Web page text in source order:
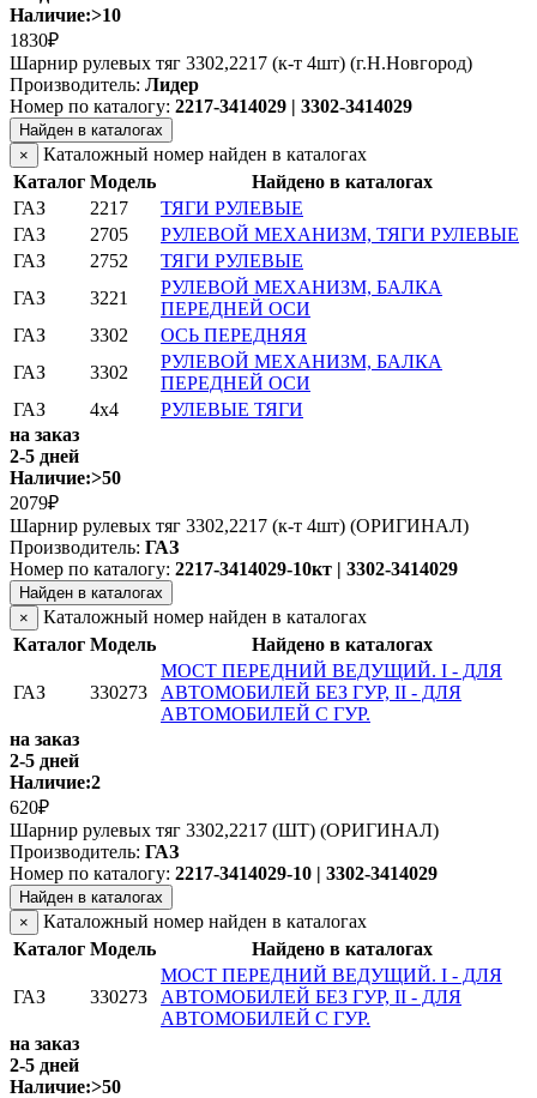
Наличие:>10
1830₽
Шарнир рулевых тяг 3302,2217 (к-т 4шт) (г.Н.Новгород)
Производитель: Лидер
Номер по каталогу: 2217-3414029 | 3302-3414029
Найден в каталогах
×
Каталожный номер найден в каталогах
Каталог Модель
Найдено в каталогах
ГАЗ
2217
ТЯГИ РУЛЕВЫЕ
ГАЗ
2705
РУЛЕВОЙ МЕХАНИЗМ, ТЯГИ РУЛЕВЫЕ
ГАЗ
2752
ТЯГИ РУЛЕВЫЕ
ГАЗ
3221
РУЛЕВОЙ МЕХАНИЗМ, БАЛКА
ПЕРЕДНЕЙ ОСИ
ГАЗ
3302
ОСЬ ПЕРЕДНЯЯ
ГАЗ
3302
РУЛЕВОЙ МЕХАНИЗМ, БАЛКА
ПЕРЕДНЕЙ ОСИ
ГАЗ
4x4
РУЛЕВЫЕ ТЯГИ
на заказ
2-5 дней
Наличие:>50
2079₽
Шарнир рулевых тяг 3302,2217 (к-т 4шт) (ОРИГИНАЛ)
Производитель: ГАЗ
Номер по каталогу: 2217-3414029-10кт | 3302-3414029
Найден в каталогах
×
Каталожный номер найден в каталогах
Каталог Модель Найдено в каталогах
ГАЗ 330273
МОСТ ПЕРЕДНИЙ ВЕДУЩИЙ. I - ДЛЯ
АВТОМОБИЛЕЙ БЕЗ ГУР, II - ДЛЯ
АВТОМОБИЛЕЙ С ГУР.
на заказ
2-5 дней
Наличие:2
620₽
Шарнир рулевых тяг 3302,2217 (ШТ) (ОРИГИНАЛ)
Производитель: ГАЗ
Номер по каталогу: 2217-3414029-10 | 3302-3414029
Найден в каталогах
×
Каталожный номер найден в каталогах
Каталог Модель Найдено в каталогах
ГАЗ 330273
МОСТ ПЕРЕДНИЙ ВЕДУЩИЙ. I - ДЛЯ
АВТОМОБИЛЕЙ БЕЗ ГУР, II - ДЛЯ
АВТОМОБИЛЕЙ С ГУР.
на заказ
2-5 дней
Наличие:>50